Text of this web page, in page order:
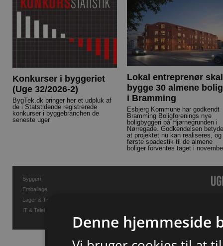
Konkurser i byggeriet
(Uge 32/2026-2)
BygTek.dk bringer her et udpluk af
de i Statstidende registrerede
konkurser i byggebranchen de
seneste uger
Lokal entreprenør skal
bygge 30 almene
i Bramming
Esbjerg Kommune har godkendt
Bramming Boligforenings nye
boligbyggeri på Hjørnegrunden i
Nørregade. Godkendelsen
at projektet nu kan realiseres, og
første spadestik til de almene
boliger forventes taget i
Byggeri
Emballage
Lager & Transport
IT & Telekommunikation
Denne hjemmeside